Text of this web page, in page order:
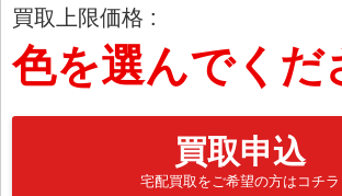
買取上限価格 :
色を選んでくだ
買取申込
宅配買取をご希望の方はコチラ